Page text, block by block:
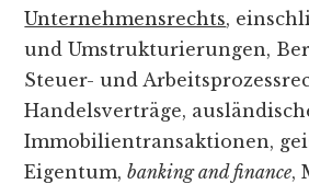
Unternehmensrechts,
und Umstrukturierungen,
Steuer- und
Handelsverträge,
Immobilientransaktionen,
Eigentum,banking and finance,